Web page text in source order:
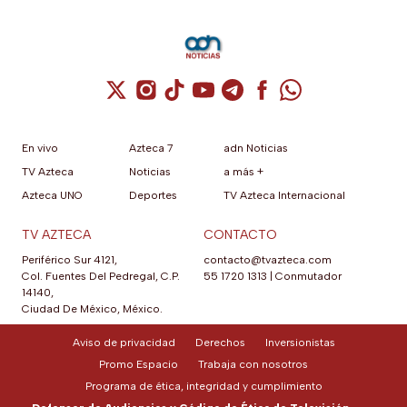
f/1.4 un 47 por ciento más
anterior.
Cuenta de X / Twitter (se abre en una
Cuenta de Instagram (se abre en una
Cuenta de TikTok (se abre en
Cuenta de YouTube (se abre
Cuenta de Telegram (se
Cuenta de
Cuenta de
En vivo
TV Azteca
Azteca UNO
Azteca 7
Noticias
Deportes
adn Noticias
a más +
TV Azteca Internacional
TV AZTECA
Periférico Sur 4121,
Col. Fuentes Del Pedregal, C.P.
14140,
Ciudad De México, México.
CONTACTO
contacto@tvazteca.com
55 1720 1313
Conmutador
Aviso de privacidad Derechos
Inversionistas
Promo Espacio
Trabaja con nosotros
Programa de ética, integridad y cumplimiento